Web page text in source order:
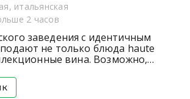
итальянская
2 часов
заведения с идентичным
не только блюда haute
вина. Возможно,
по Cheval Blanc 1947 на
– все-таки винных гиков у нас